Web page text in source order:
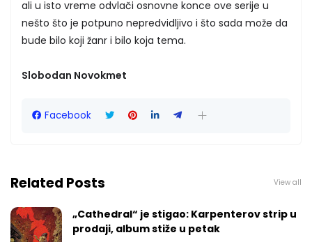
ali u isto vreme odvlači osnovne konce ove serije u
nešto što je potpuno nepredvidljivo i što sada može da
bude bilo koji žanr i bilo koja tema.
Slobodan Novokmet
Facebook
Related Posts View all
„Cathedral“ je stigao: Karpenterov strip u
prodaji, album stiže u petak